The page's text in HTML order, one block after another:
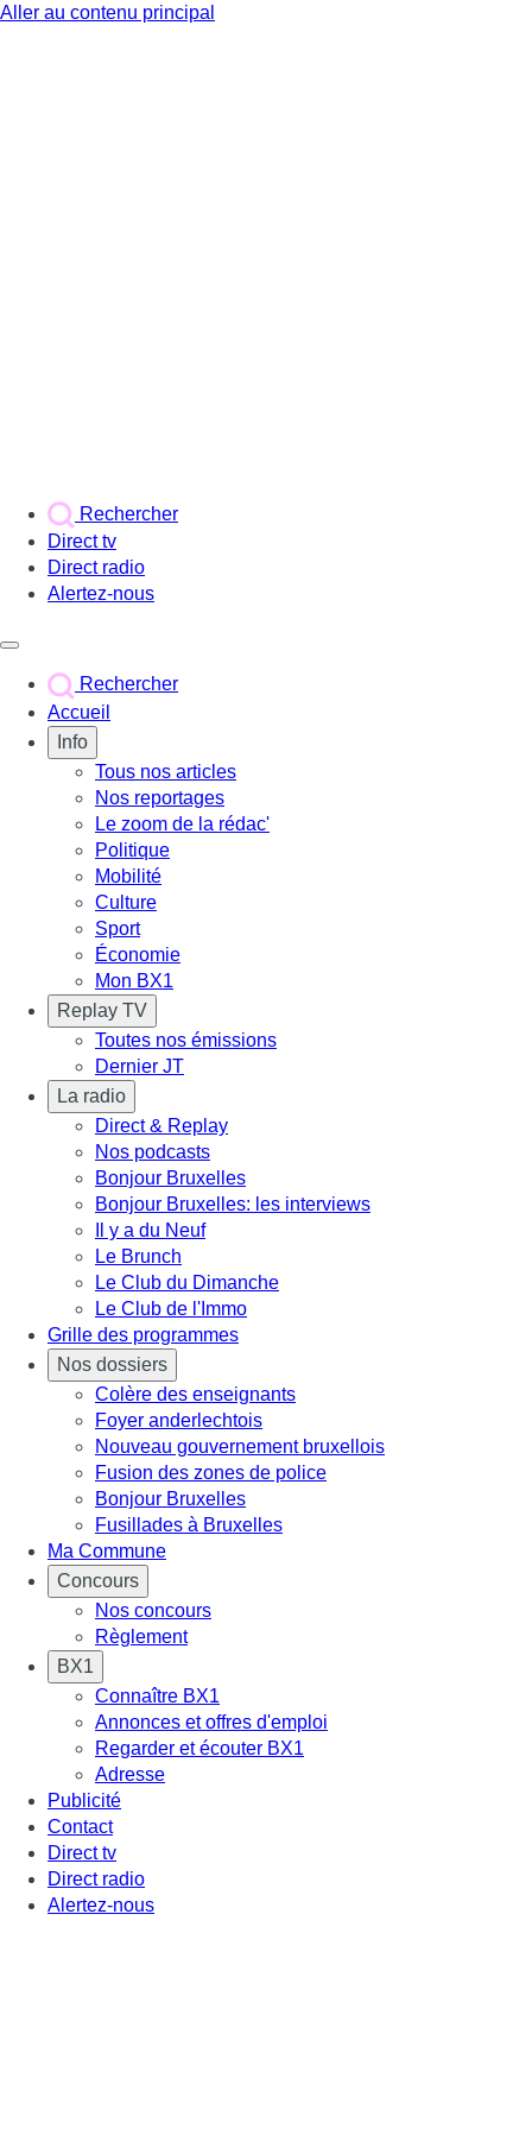
Aller au contenu principal
Rechercher
Direct tv
Direct radio
Alertez-nous
Rechercher
Accueil
Info
Tous nos articles
Nos reportages
Le zoom de la rédac'
Politique
Mobilité
Culture
Sport
Économie
Mon BX1
Replay TV
Toutes nos émissions
Dernier JT
La radio
Direct & Replay
Nos podcasts
Bonjour Bruxelles
Bonjour Bruxelles: les interviews
Il y a du Neuf
Le Brunch
Le Club du Dimanche
Le Club de l'Immo
Grille des programmes
Nos dossiers
Colère des enseignants
Foyer anderlechtois
Nouveau gouvernement bruxellois
Fusion des zones de police
Bonjour Bruxelles
Fusillades à Bruxelles
Ma Commune
Concours
Nos concours
Règlement
BX1
Connaître BX1
Annonces et offres d'emploi
Regarder et écouter BX1
Adresse
Publicité
Contact
Direct tv
Direct radio
Alertez-nous